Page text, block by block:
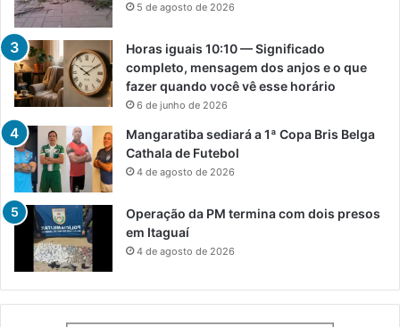
5 de agosto de 2026
Horas iguais 10:10 — Significado
completo, mensagem dos anjos e o que
fazer quando você vê esse horário
6 de junho de 2026
Mangaratiba sediará a 1ª Copa Bris Belga
Cathala de Futebol
4 de agosto de 2026
Operação da PM termina com dois presos
em Itaguaí
4 de agosto de 2026